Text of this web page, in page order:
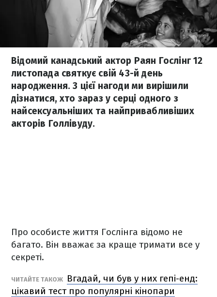
Відомий канадський актор Раян Гослінг 12
листопада святкує свій 43-й день
народження. З цієї нагоди ми вирішили
дізнатися, хто зараз у серці одного з
найсексуальніших та найпривабливіших
акторів Голлівуду.
Про особисте життя Гослінга відомо не
багато. Він вважає за краще тримати все у
секреті.
ЧИТАЙТЕ ТАКОЖ
Вгадай, чи був у них гепі-енд:
цікавий тест про популярні кінопари